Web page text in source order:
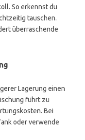
So erkennst du
tauschen.
überraschende
Lagerung einen
führt zu
Bei
oder verwende